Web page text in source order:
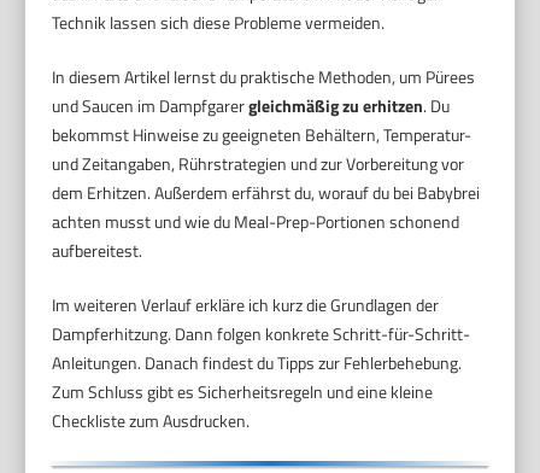
Technik lassen sich diese Probleme vermeiden.
In diesem Artikel lernst du praktische Methoden, um Pürees
und Saucen im Dampfgarergleichmäßig zu erhitzen. Du
bekommst Hinweise zu geeigneten Behältern, Temperatur-
und Zeitangaben, Rührstrategien und zur Vorbereitung vor
dem Erhitzen. Außerdem erfährst du, worauf du bei Babybrei
achten musst und wie du Meal-Prep-Portionen schonend
aufbereitest.
Im weiteren Verlauf erkläre ich kurz die Grundlagen der
Dampferhitzung. Dann folgen konkrete Schritt-für-Schritt-
Anleitungen. Danach findest du Tipps zur Fehlerbehebung.
Zum Schluss gibt es Sicherheitsregeln und eine kleine
Checkliste zum Ausdrucken.